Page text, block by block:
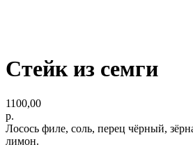
Стейк из семги
1100,00
р.
Лосось филе, соль, перец чёрный,
лимон.